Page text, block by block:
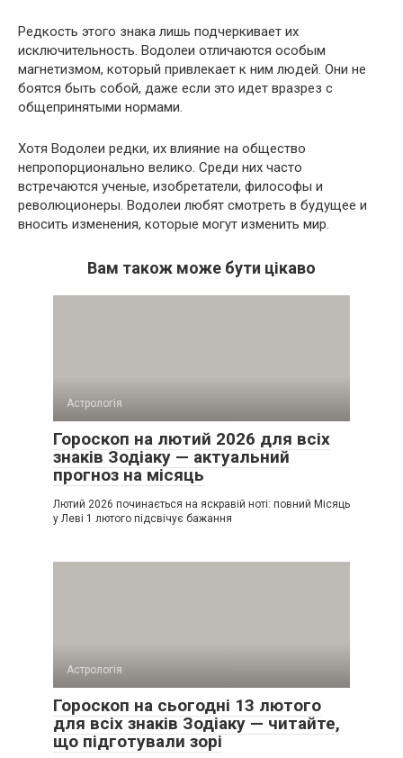
Редкость этого знака лишь подчеркивает их
исключительность. Водолеи отличаются особым
магнетизмом, который привлекает к ним людей. Они не
боятся быть собой, даже если это идет вразрез с
общепринятыми нормами.
Хотя Водолеи редки, их влияние на общество
непропорционально велико. Среди них часто
встречаются ученые, изобретатели, философы и
революционеры. Водолеи любят смотреть в будущее и
вносить изменения, которые могут изменить мир.
Вам також може бути цікаво
Астрологія
Гороскоп на лютий 2026 для всіх
знаків Зодіаку — актуальний
прогноз на місяць
Лютий 2026 починається на яскравій ноті: повний Місяць
у Леві 1 лютого підсвічує бажання
Астрологія
Гороскоп на сьогодні 13 лютого
для всіх знаків Зодіаку — читайте,
що підготували зорі